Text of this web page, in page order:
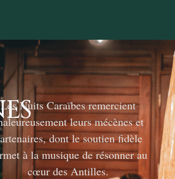
Les Nuits Caraïbes remercient
leurs mécènes et
dont le soutien fidèle
à la musique de résonner au
cœur des Antilles.